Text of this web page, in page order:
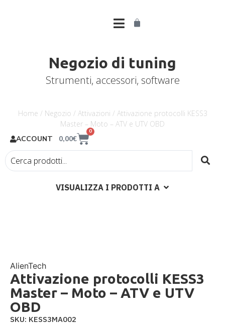
Negozio di tuning
Strumenti, accessori, software
Home / Negozio / Attivazioni / Attivazione protocolli KESS3
Master – Moto – ATV e UTV OBD
VISUALIZZA I PRODOTTI A
ACCOUNT 0,00€
0
AlienTech
Attivazione protocolli KESS3
Master – Moto – ATV e UTV
OBD
SKU: KESS3MA002